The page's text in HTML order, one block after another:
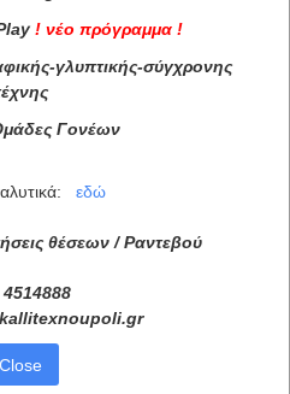
! νέο πρόγραμμα !
γλυπτικής-σύγχρονης
Γονέων
εδώ
θέσεων / Ραντεβού
4514888
kallitexnoupoli.gr
Close